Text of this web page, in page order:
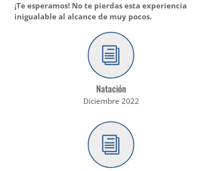
¡Te esperamos! No te pierdas esta experiencia
inigualable al alcance de muy pocos.
i
Natación
Diciembre 2022
i